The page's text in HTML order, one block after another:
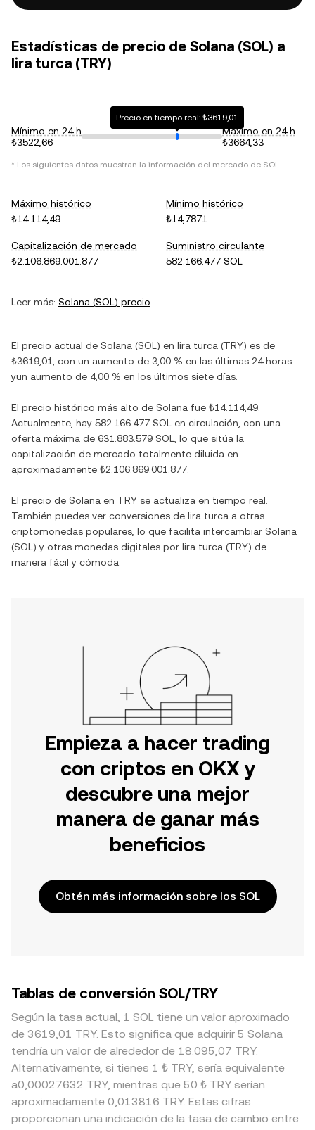
Estadísticas de precio de Solana (SOL) a
lira turca (TRY)
Mínimo en 24 h
₺3522,66
Precio en tiempo real: ₺3619,01
Máximo en 24 h
₺3664,33
* Los siguientes datos muestran la información del mercado de SOL.
Máximo histórico
₺14.114,49
Mínimo histórico
₺14,7871
Capitalización de mercado
₺2.106.869.001.877
Suministro circulante
582.166.477 SOL
Leer más: Solana (SOL) precio
El precio actual de Solana (SOL ) en lira turca (TRY) es de
₺3619,01
, con un aumento de 3,00 % en las últimas 24 horas
yun aumento de 4,00 % en los últimos siete días.
El precio histórico más alto de Solana fue ₺14.114,49
Actualmente, hay 582.166.477 SOL en circulación, con una
oferta máxima de 631.883.579 SOL
, lo que sitúa la
capitalización de mercado totalmente diluida en
aproximadamente ₺2.106.869.001.877
El precio de Solana en TRY se actualiza en tiempo real.
También puedes ver conversiones de lira turca a otras
criptomonedas populares, lo que facilita intercambiar Solana
(SOL ) y otras monedas digitales por lira turca (TRY) de
manera fácil y cómoda.
Empieza a hacer trading
con criptos en OKX y
descubre una mejor
manera de ganar más
beneficios
Obtén más información sobre los SOL
Tablas de conversión SOL/TRY
Según la tasa actual, 1 SOL tiene un valor aproximado
de 3619,01 TRY. Esto significa que adquirir 5 Solana
tendría un valor de alrededor de 18.095,07 TRY.
Alternativamente, si tienes 1 ₺ TRY, sería equivalente
a0,00027632 TRY, mientras que 50 ₺ TRY serían
aproximadamente 0,013816 TRY. Estas cifras
proporcionan una indicación de la tasa de cambio entre